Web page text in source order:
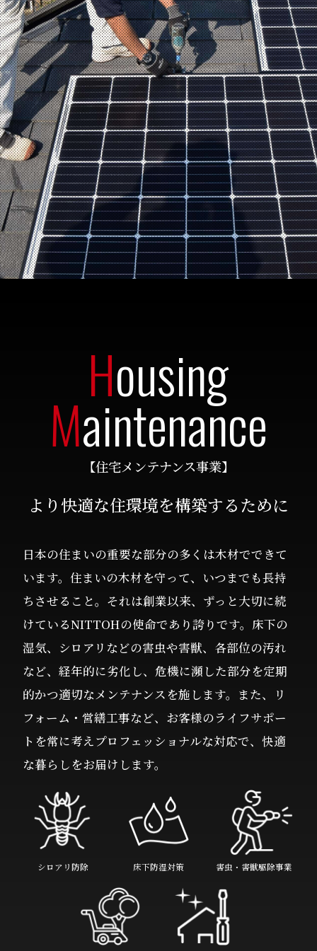
Housing
Maintenance
【住宅メンテナンス事業】
より快適な住環境を構築するために
日本の住まいの重要な部分の多くは木材でできて
います。住まいの木材を守って、いつまでも長持
ちさせること。それは創業以来、ずっと大切に続
けているNITTOHの使命であり誇りです。床下の
湿気、シロアリなどの害虫や害獣、各部位の汚れ
など、経年的に劣化し、危機に瀕した部分を定期
的かつ適切なメンテナンスを施します。また、リ
フォーム・営繕工事など、お客様のライフサポー
トを常に考えプロフェッショナルな対応で、快適
な暮らしをお届けします。
シロアリ防除 床下防湿対策 害虫・害獣駆除事業